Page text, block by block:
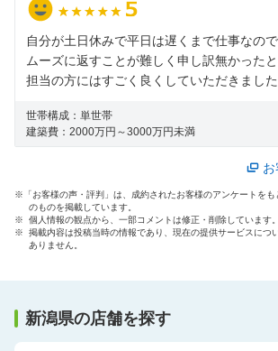
自分が土日休みで平日は遅くまで仕事なの
ムーズに返すことが難しく申し訳無かったと
担当の方にはすごく良くしていただきました
世帯構成： 単世帯
建築費： 2000万円～3000万円未満
※「お客様の声・評判」は、成約されたお客様のアンケートをも
のものを掲載しています。
※ 個人情報の観点から、一部コメントは修正・削除しています。
※ 掲載内容は投稿当時の情報であり、現在の提供サービスにつ
ありません。
新潟県の店舗を探す